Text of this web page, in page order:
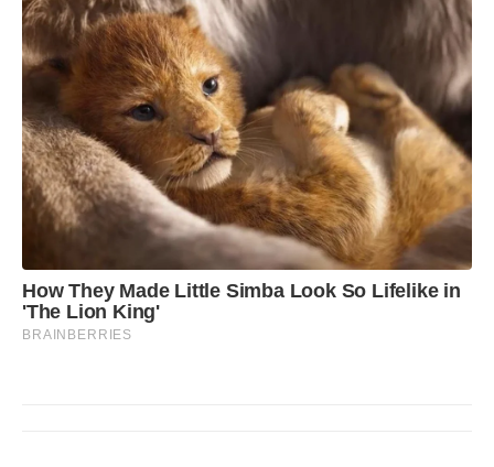
How They Made Little Simba Look So Lifelike in
'The Lion King'
BRAINBERRIES